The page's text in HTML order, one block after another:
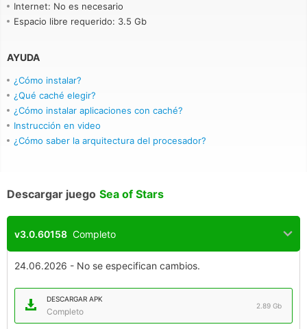
Internet: No es necesario
Espacio libre requerido: 3.5 Gb
AYUDA
¿Cómo instalar?
¿Qué caché elegir?
¿Cómo instalar aplicaciones con caché?
Instrucción en video
¿Cómo saber la arquitectura del procesador?
Descargar juego Sea of Stars
v3.0.60158 Completo
24.06.2026 - No se especifican cambios.
DESCARGAR APK
Completo
2.89 Gb